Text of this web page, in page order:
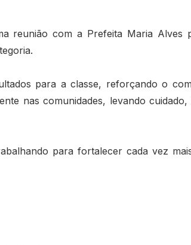
reunião com a Prefeita Maria Alves
para a classe, reforçando o
nas comunidades, levando
para fortalecer cada vez